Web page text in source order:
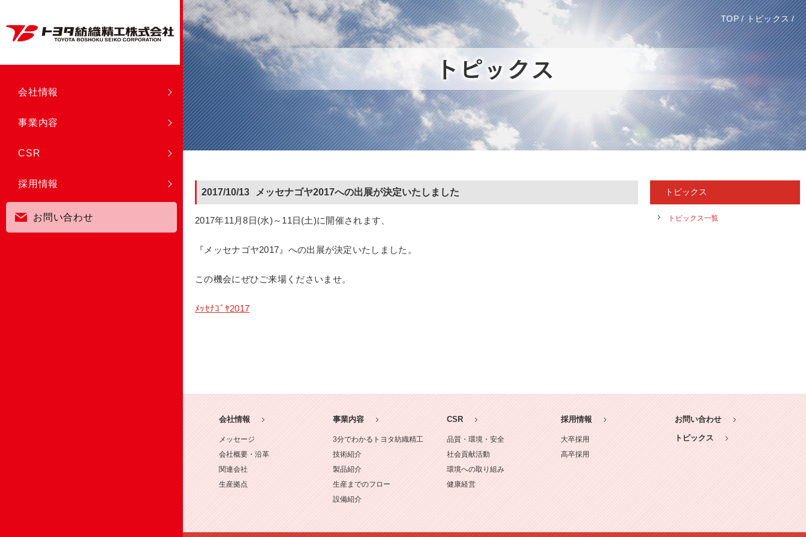
会社情報
事業内容
CSR
採用情報
お問い合わせ
TOP/トピックス/
2017/10/13 メッセナゴヤ2017への出展が決定いたしました
2017年11月8日(水)～11日(土)に開催されます、
『メッセナゴヤ2017』への出展が決定いたしました。
この機会にぜひご来場くださいませ。
ﾒｯｾﾅｺﾞﾔ2017
トピックス
トピックス一覧
会社情報
メッセージ
会社概要・沿革
関連会社
生産拠点
事業内容
3分でわかるトヨタ紡織精工
技術紹介
製品紹介
生産までのフロー
設備紹介
CSR
品質・環境・安全
社会貢献活動
環境への取り組み
健康経営
採用情報
大卒採用
高卒採用
お問い合わせ
トピックス